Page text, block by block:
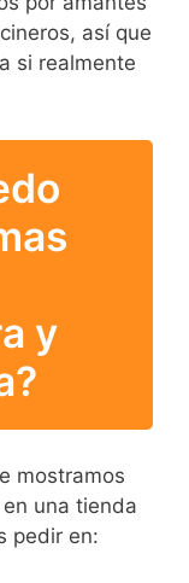
así que
si realmente
y
mostramos
una tienda
pedir en: